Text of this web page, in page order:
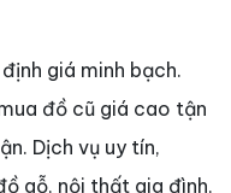
giá minh bạch.
đồ cũ giá cao tận
Dịch vụ uy tín,
gỗ, nội thất gia đình,